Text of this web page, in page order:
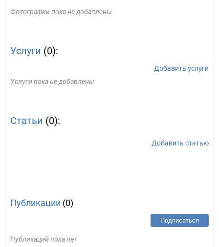
Фотографии пока не добавлены
Услуги (0):
Добавить услуги
Услуги пока не добавлены
Статьи (0):
Добавить статью
Публикации (0)
Подписаться
Публикаций пока нет